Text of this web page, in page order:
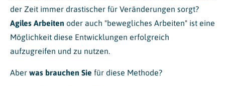
der Zeit immer drastischer für Veränderungen sorgt?
Agiles Arbeiten oder auch "bewegliches Arbeiten" ist eine
Möglichkeit diese Entwicklungen erfolgreich
aufzugreifen und zu nutzen.
Aber was brauchen Sie für diese Methode?